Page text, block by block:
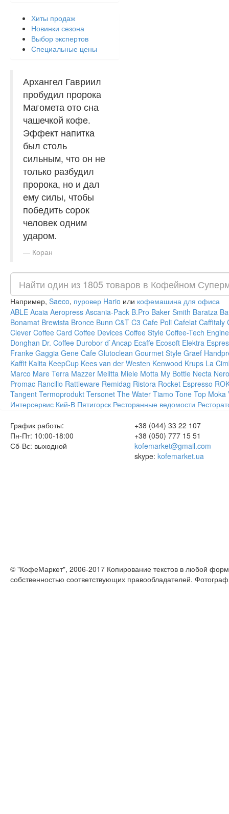
Хиты продаж
Новинки сезона
Выбор экспертов
Специальные цены
Архангел Гавриил
пробудил пророка
Магомета ото сна
чашечкой кофе.
Эффект напитка
был столь
сильным, что он не
только разбудил
пророка, но и дал
ему силы, чтобы
победить сорок
человек одним
ударом.
Коран
Например, Saeco, пуровер Hario или кофемашина для офиса
ABLE Acaia Aeropress Ascania-Pack B.Pro Baker Smith Baratza
Bonamat Brewista Bronce Bunn C&T C3 Cafe Poli Cafelat Caffitaly
Clever Coffee Card Coffee Devices Coffee Style Coffee-Tech
Donghan Dr. Coffee Durobor d`Ancap Ecaffe Ecosoft Elektra
Franke Gaggia Gene Cafe Glutoclean Gourmet Style Graef
Kaffit Kalita KeepCup Kees van der Westen Kenwood Krups La
Marco Mare Terra Mazzer Melitta Miele Motta My Bottle Necta
Promac Rancilio Rattleware Remidag Ristora Rocket Espresso
Tangent Termoprodukt Tersonet The Water Tiamo Tone Top Moka
Интерсервис Кий-В Пятигорск Ресторанные ведомости
График работы:
Пн-Пт: 10:00-18:00
Сб-Вс: выходной
+38 (044) 33 22 107
+38 (050) 777 15 51
kofemarket@gmail.com
skype: kofemarket.ua
© "КофеМаркет", 2006-2017 Копирование текстов в любой
собственностью соответствующих правообладателей.